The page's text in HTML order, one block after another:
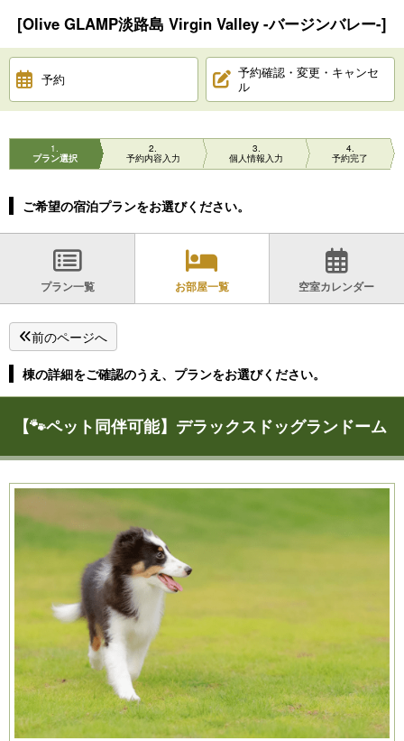
[Olive GLAMP淡路島 Virgin Valley -バージンバレー-]
予約
予約確認・変更・キャンセ
ル
1
プラン選択
2
予約内容入力
3
個人情報入力
4
予約完了
ご希望の宿泊プランをお選びください。
プラン一覧 お部屋一覧 空室カレンダー
前のページへ
棟の詳細をご確認のうえ、プランをお選びください。
【🐾ペット同伴可能】デラックスドッグランドーム